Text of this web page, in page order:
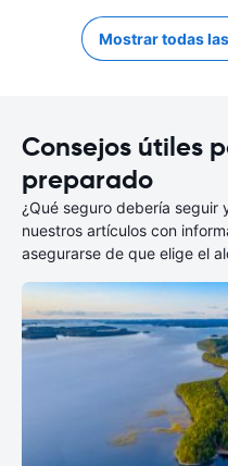
Mostrar todas
Consejos útiles
preparado
¿Qué seguro debería seguir
nuestros artículos con
asegurarse de que elige el